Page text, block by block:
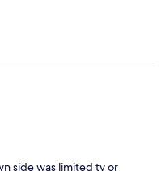
side was limited tv or